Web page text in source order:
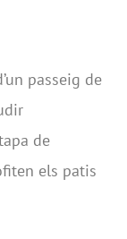
passeig de
de
els patis